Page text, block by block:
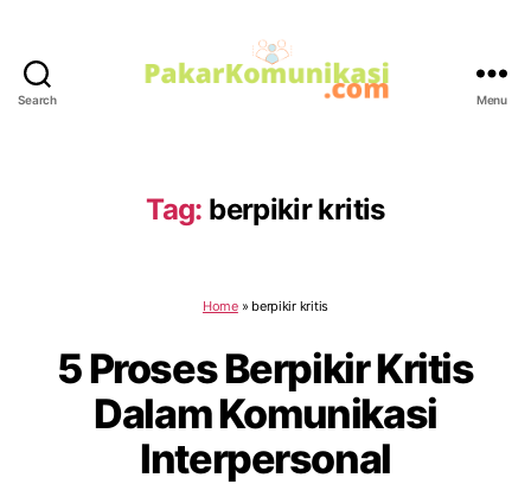
Search Menu
Tag: berpikir kritis
Home» berpikir kritis
5 Proses Berpikir Kritis
Dalam Komunikasi
Interpersonal